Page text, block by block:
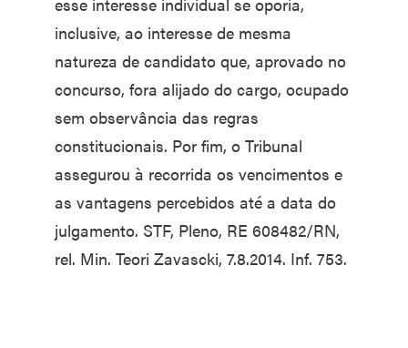
inclusive, ao interesse de mesma
natureza de candidato que, aprovado no
concurso, fora alijado do cargo, ocupado
sem observância das regras
constitucionais. Por fim, o Tribunal
assegurou à recorrida os vencimentos e
as vantagens percebidos até a data do
julgamento. STF, Pleno, RE 608482/RN,
rel. Min. Teori Zavascki, 7.8.2014. Inf. 753.